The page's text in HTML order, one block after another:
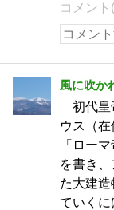
コメント
風に吹か
初代皇
ウス（在
「ロー
を書き
た大建
ていくに